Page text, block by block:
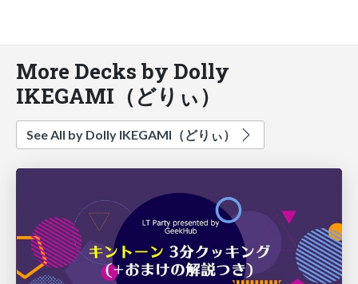
More Decks by Dolly
IKEGAMI（どりぃ）
See All by Dolly IKEGAMI（どりぃ）